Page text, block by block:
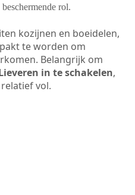
rol.
kozijnen en boeidelen,
te worden om
Belangrijk om
in te schakelen,
vol.